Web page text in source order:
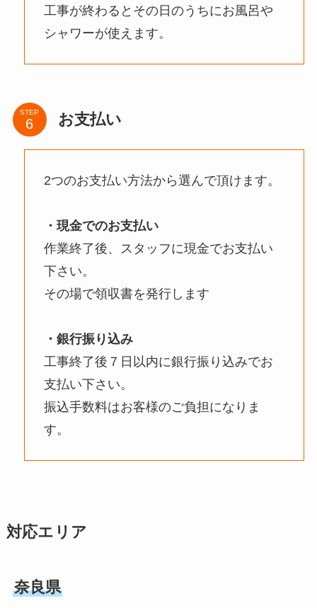
工事が終わるとその日のうちにお風呂や
シャワーが使えます。
STEP お支払い
2つのお支払い方法から選んで頂けます。
・現金でのお支払い
作業終了後、スタッフに現金でお支払い
下さい。
その場で領収書を発行します
・銀行振り込み
工事終了後７日以内に銀行振り込みでお
支払い下さい。
振込手数料はお客様のご負担になりま
す。
対応エリア
奈良県